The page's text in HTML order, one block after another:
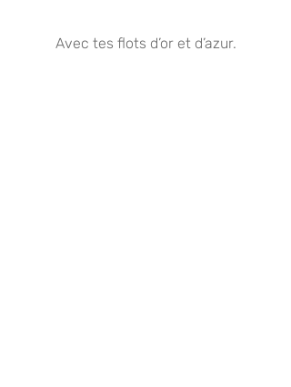
Avec tes flots d’or et d’azur.